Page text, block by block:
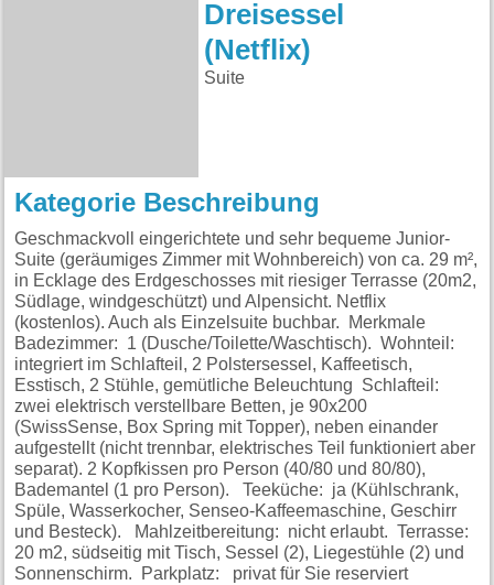
Dreisessel
(Netflix)
Suite
Kategorie Beschreibung
Geschmackvoll eingerichtete und sehr bequeme Junior-
Suite (geräumiges Zimmer mit Wohnbereich) von ca. 29 m²,
in Ecklage des Erdgeschosses mit riesiger Terrasse (20m2,
Südlage, windgeschützt) und Alpensicht. Netflix
(kostenlos). Auch als Einzelsuite buchbar. Merkmale
Badezimmer: 1 (Dusche/Toilette/Waschtisch). Wohnteil:
integriert im Schlafteil, 2 Polstersessel, Kaffeetisch,
Esstisch, 2 Stühle, gemütliche Beleuchtung Schlafteil:
zwei elektrisch verstellbare Betten, je 90x200
(SwissSense, Box Spring mit Topper), neben einander
aufgestellt (nicht trennbar, elektrisches Teil funktioniert aber
separat). 2 Kopfkissen pro Person (40/80 und 80/80),
Bademantel (1 pro Person). Teeküche: ja (Kühlschrank,
Spüle, Wasserkocher, Senseo-Kaffeemaschine, Geschirr
und Besteck). Mahlzeitbereitung: nicht erlaubt. Terrasse:
20 m2, südseitig mit Tisch, Sessel (2), Liegestühle (2) und
Sonnenschirm. Parkplatz: privat für Sie reserviert